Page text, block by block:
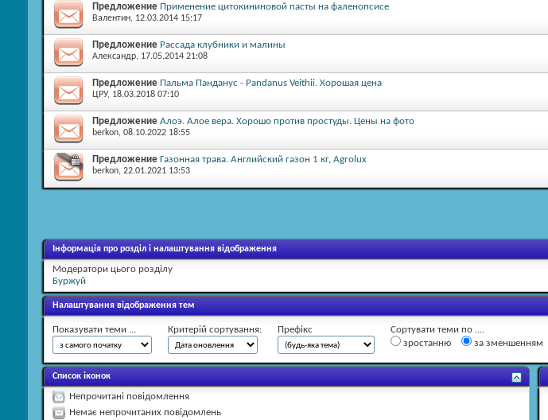
Предложение Применение цитокининовой пасты на фаленопсисе
Валентин, 12.03.2014 15:17
Предложение Рассада клубники и малины
Александр, 17.05.2014 21:08
Предложение Пальма Панданус - Pandanus Veithii. Хорошая цена
ЦРУ, 18.03.2018 07:10
Предложение Алоэ. Алое вера. Хорошо против простуды. Цены на фото
berkon, 08.10.2022 18:55
Предложение Газонная трава. Английский газон 1 кг, Agrolux
berkon, 22.01.2021 13:53
Інформація про розділ і налаштування відображення
Модератори цього розділу
Буржуй
Налаштування відображення тем
Показувати теми ... Критерій сортування: Префікс
Сортувати теми по ....
зростанню
за зменшенням
Список іконок
Непрочитані повідомлення
Немає непрочитаних повідомлень